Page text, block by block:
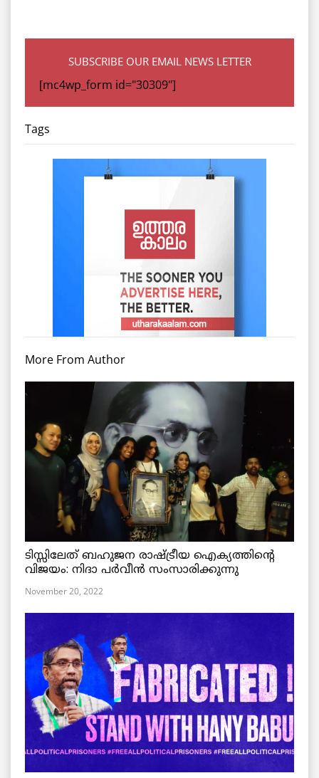
SUBSCRIBE OUR EMAIL NEWS LETTER
[mc4wp_form id="30309"]
Tags
More From Author
ടിസ്സിലേത് ബഹുജന രാഷ്ട്രീയ ഐക്യത്തിന്റെ
വിജയം: നിദാ പർവീൻ സംസാരിക്കുന്നു
November 20, 2022